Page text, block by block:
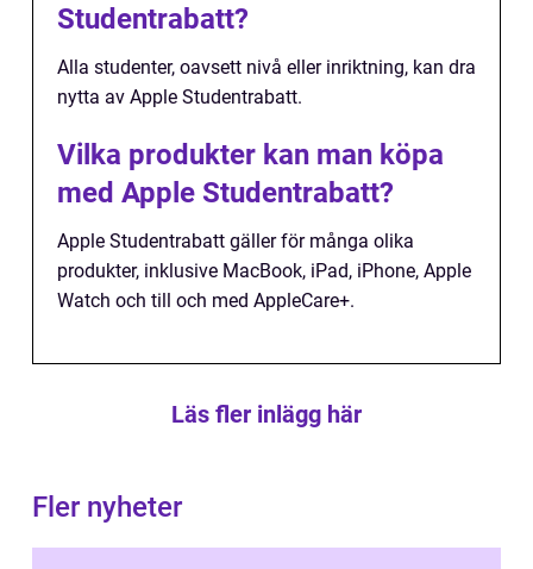
Studentrabatt?
Alla studenter, oavsett nivå eller inriktning, kan dra
nytta av Apple Studentrabatt.
Vilka produkter kan man köpa
med Apple Studentrabatt?
Apple Studentrabatt gäller för många olika
produkter, inklusive MacBook, iPad, iPhone, Apple
Watch och till och med AppleCare+.
Läs fler inlägg här
Fler nyheter